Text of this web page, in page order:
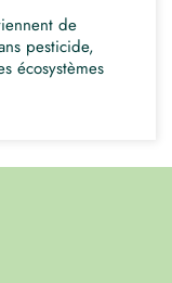
de
pesticide,
écosystèmes